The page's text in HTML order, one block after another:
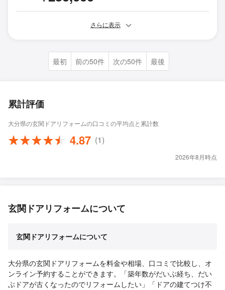
さらに表示
最初 前の50件 次の50件 最後
累計評価
大分県の玄関ドアリフォームの口コミの平均点と累計数
4.87 (1)
2026年8月時点
玄関ドアリフォームについて
玄関ドアリフォームについて
大分県の玄関ドアリフォームを料金や相場、口コミで比較し、オ
ンライン予約することができます。「築年数がだいぶ経ち、だい
ぶドアが古くなったのでリフォームしたい」「ドアの建てつけ不